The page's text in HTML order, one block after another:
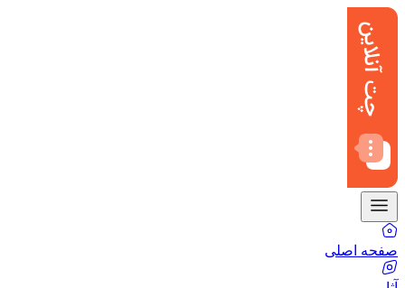
صفحه اصلی